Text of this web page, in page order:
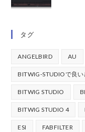
タグ
ANGELBIRD AU
BITWIG-STUDIOで良
BITWIG STUDIO
BITWIG STUDIO 4
ESI FABFILTER